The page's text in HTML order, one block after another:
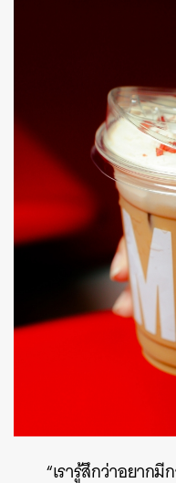
“เรารู้สึกว่าอยาก